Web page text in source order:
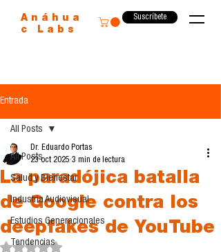
Anáhua
c Labs
Suscríbete
Entrada
All Posts
Salud y Bienestar
Industria Audiovisual
Estudios Generacionales
Tendencias
All Posts
La paradójica batalla
de Google contra los
deepfakes de YouTube
Dr. Eduardo Portas
23 oct 2025 3 min de lectura
Obtuvo NaN de 5 estrellas.